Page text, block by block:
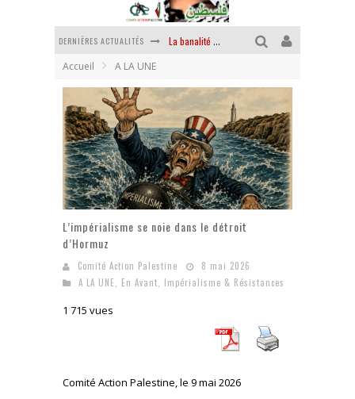
DERNIÈRES ACTUALITÉS La banalité du mal colonial
Chantage terroriste
La révolution ou rien
Des accords de paix sans le peuple et contre le peuple
La puissance américaine en peau de chagrin
Accueil A LA UNE
L’impérialisme se noie dans le détroit
d’Hormuz
Comité Action Palestine
8 mai 2026
A LA UNE
En Avant Impérialisme & Résistances
1 715 vues
Comité Action Palestine, le 9 mai 2026